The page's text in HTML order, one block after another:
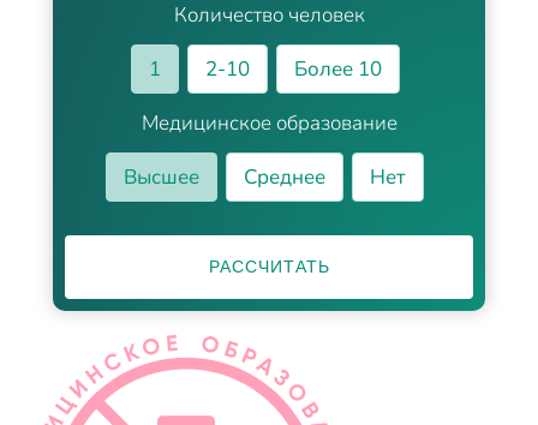
Количество человек
1
2-10
Более 10
Медицинское образование
Высшее
Среднее Нет
РАССЧИТАТЬ